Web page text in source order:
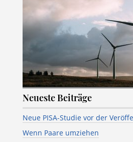
Neueste Beiträge
Neue PISA-Studie vor der
Wenn Paare umziehen